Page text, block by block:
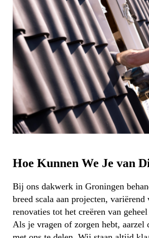
Hoe Kunnen We Je van
Bij ons dakwerk in Groningen
breed scala aan projecten, variërend
renovaties tot het creëren van
Als je vragen of zorgen hebt, aarzel